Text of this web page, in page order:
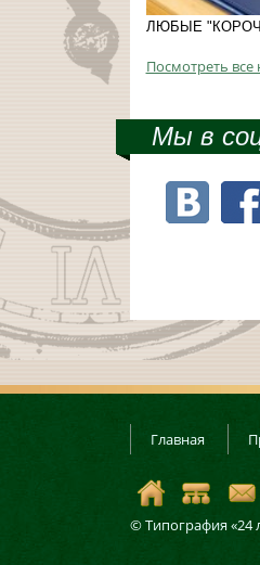
ЛЮБЫЕ
Посмотреть все
Мы в
Главная
© Типография «24